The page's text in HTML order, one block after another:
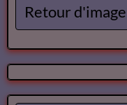
Retour